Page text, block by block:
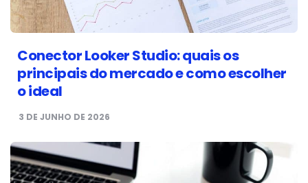
Conector Looker Studio: quais os
principais do mercado e como escolher
o ideal
3 DE JUNHO DE 2026